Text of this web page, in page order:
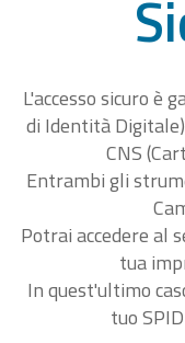
L'accesso sicuro è
di Identità
CNS
Entrambi gli
Potrai accedere al
tua
In quest'ultimo
tuo